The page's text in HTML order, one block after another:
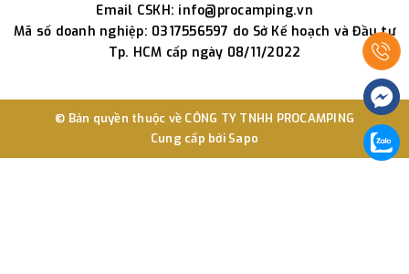
Email CSKH: info@procamping.vn
Mã số doanh nghiệp: 0317556597 do Sở Kế hoạch và Đầu tư
Tp. HCM cấp ngày 08/11/2022
© Bản quyền thuộc về CÔNG TY TNHH PROCAMPING
Cung cấp bởi Sapo